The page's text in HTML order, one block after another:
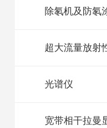
除氡机及防氡
光谱仪
宽带相干拉曼